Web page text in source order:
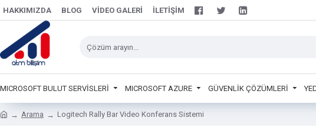
HAKKIMIZDA BLOG VIDEO GALERI İLETIŞIM
MICROSOFT BULUT SERVİSLERİ MICROSOFT AZURE GÜVENLİK ÇÖZÜMLERİ
Arama Logitech Rally Bar Video Konferans Sistemi